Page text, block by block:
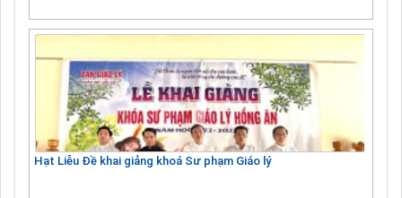
Hạt Liễu Đề khai giảng khoá Sư phạm Giáo lý